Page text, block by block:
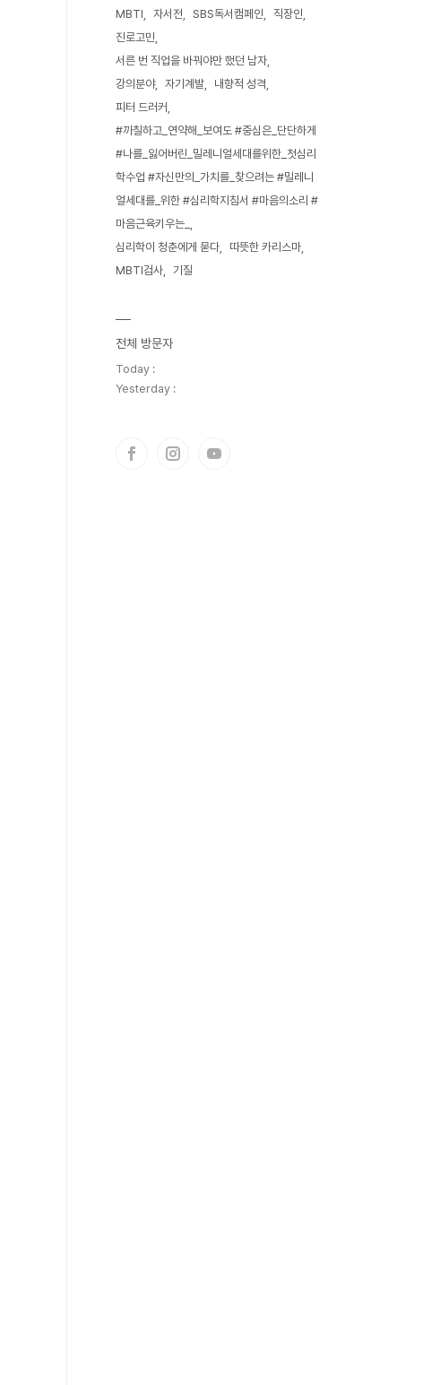
MBTI
자서전 SBS독서캠페인
직장인
진로고민
서른 번 직업을 바꿔야만 했던 남자
강의분야
자기계발
내향적 성격
피터 드러커
#까칠하고_연약해_보여도 #중심은_단단하게
#나를_잃어버린_밀레니얼세대를위한_첫심리
학수업 #자신만의_가치를_찾으려는 #밀레니
얼세대를_위한 #심리학지침서 #마음의소리 #
마음근육키우는_
심리학이 청춘에게 묻다
따뜻한 카리스마
MBTI검사
기질
전체 방문자
Today :
Yesterday :